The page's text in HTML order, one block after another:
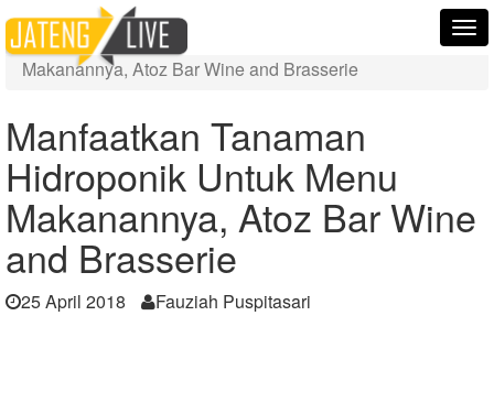
Home
Berita
Manfaatkan Tanaman Hidroponik Untuk Menu
Makanannya, Atoz Bar Wine and Brasserie
Manfaatkan Tanaman
Hidroponik Untuk Menu
Makanannya, Atoz Bar Wine
and Brasserie
25 April 2018 Fauziah Puspitasari